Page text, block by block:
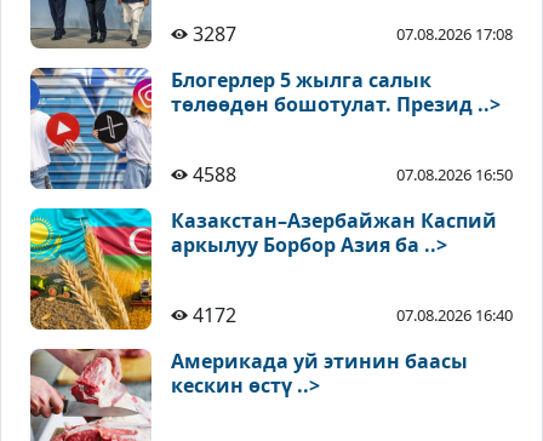
3287 07.08.2026 17:08
Блогерлер 5 жылга салык
төлөөдөн бошотулат. Презид ..>
4588 07.08.2026 16:50
Казакстан–Азербайжан Каспий
аркылуу Борбор Азия ба ..>
4172 07.08.2026 16:40
Америкада уй этинин баасы
кескин өстү ..>